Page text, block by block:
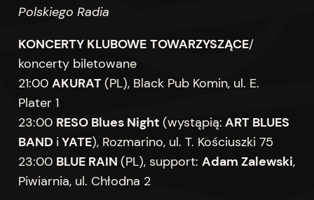
Polskiego Radia
KONCERTY KLUBOWE TOWARZYSZĄCE/
koncerty biletowane
21:00 AKURAT(PL), Black Pub Komin, ul. E.
Plater 1
23:00 RESO Blues Night (wystąpią: ART BLUES
BAND i YATE), Rozmarino, ul. T. Kościuszki 75
23:00 BLUE RAIN (PL), support: Adam Zalewski,
Piwiarnia, ul. Chłodna 2